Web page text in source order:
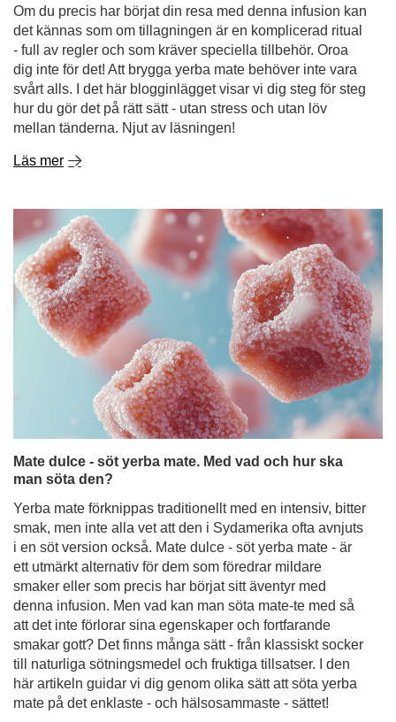
Om du precis har börjat din resa med denna infusion kan
det kännas som om tillagningen är en komplicerad ritual
- full av regler och som kräver speciella tillbehör. Oroa
dig inte för det! Att brygga yerba mate behöver inte vara
svårt alls. I det här blogginlägget visar vi dig steg för steg
hur du gör det på rätt sätt - utan stress och utan löv
mellan tänderna. Njut av läsningen!
Läs mer
Mate dulce - söt yerba mate. Med vad och hur ska
man söta den?
Yerba mate förknippas traditionellt med en intensiv, bitter
smak, men inte alla vet att den i Sydamerika ofta avnjuts
i en söt version också. Mate dulce - söt yerba mate - är
ett utmärkt alternativ för dem som föredrar mildare
smaker eller som precis har börjat sitt äventyr med
denna infusion. Men vad kan man söta mate-te med så
att det inte förlorar sina egenskaper och fortfarande
smakar gott? Det finns många sätt - från klassiskt socker
till naturliga sötningsmedel och fruktiga tillsatser. I den
här artikeln guidar vi dig genom olika sätt att söta yerba
mate på det enklaste - och hälsosammaste - sättet!